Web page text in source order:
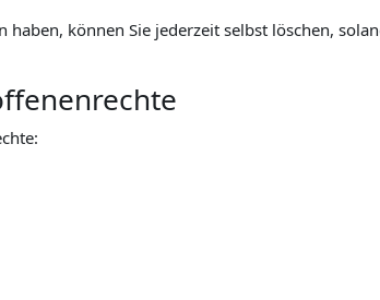
können Sie jederzeit selbst löschen,